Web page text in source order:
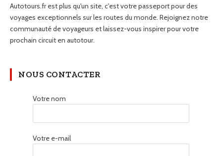
Autotours.fr est plus qu'un site, c'est votre passeport pour des
voyages exceptionnels sur les routes du monde. Rejoignez notre
communauté de voyageurs et laissez-vous inspirer pour votre
prochain circuit en autotour.
NOUS CONTACTER
Votre nom
Votre e-mail